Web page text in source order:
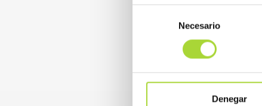
consentimiento
Necesario
Denegar